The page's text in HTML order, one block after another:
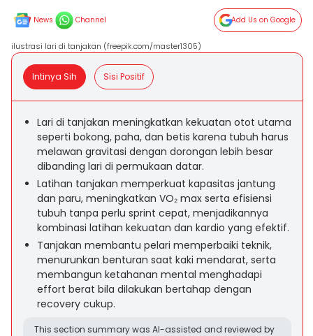
News Channel Add Us on Google
ilustrasi lari di tanjakan (freepik.com/master1305)
Intinya Sih Sisi Positif
Lari di tanjakan meningkatkan kekuatan otot utama
seperti bokong, paha, dan betis karena tubuh harus
melawan gravitasi dengan dorongan lebih besar
dibanding lari di permukaan datar.
Latihan tanjakan memperkuat kapasitas jantung
dan paru, meningkatkan VO₂ max serta efisiensi
tubuh tanpa perlu sprint cepat, menjadikannya
kombinasi latihan kekuatan dan kardio yang efektif.
Tanjakan membantu pelari memperbaiki teknik,
menurunkan benturan saat kaki mendarat, serta
membangun ketahanan mental menghadapi
effort berat bila dilakukan bertahap dengan
recovery cukup.
This section summary was AI-assisted and reviewed by